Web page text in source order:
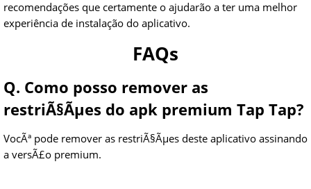
recomendações que certamente o ajudarão a ter uma melhor
experiência de instalação do aplicativo.
FAQs
Q. Como posso remover as
restriÃ§Ãµes do apk premium Tap Tap?
VocÃª pode remover as restriÃ§Ãµes deste aplicativo assinando
a versÃ£o premium.